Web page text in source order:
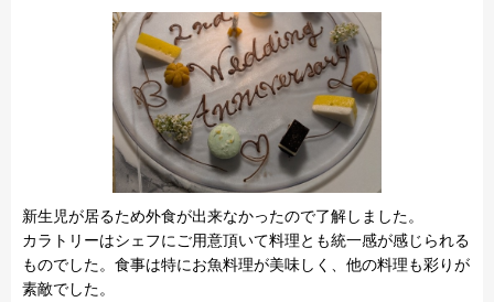
新生児が居るため外食が出来なかったので了解しました。
カラトリーはシェフにご用意頂いて料理とも統一感が感じられる
ものでした。食事は特にお魚料理が美味しく、他の料理も彩りが
素敵でした。